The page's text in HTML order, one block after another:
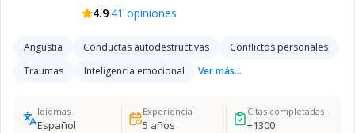
4.9·41 opiniones
Angustia Conductas autodestructivas
Conflictos personales
Traumas
Inteligencia emocional Ver más...
Idiomas
Español
Experiencia
5 años
Citas completadas
+1300